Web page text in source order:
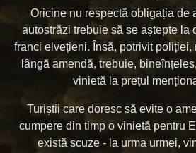
Oricine nu respectă obligația de
autostrăzi trebuie să se aștepte la
franci elvețieni. Însă, potrivit poliției,
lângă amendă, trebuie,
vinietă la prețul
Turiștii care doresc să evite o
cumpere din timp o vinietă pentru
există scuze - la urma urmei,